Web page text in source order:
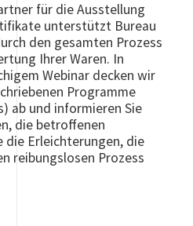
für die Ausstellung
unterstützt Bureau
den gesamten Prozess
Ihrer Waren. In
Webinar decken wir
Programme
ab und informieren Sie
die betroffenen
die Erleichterungen, die
reibungslosen Prozess